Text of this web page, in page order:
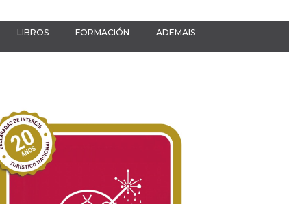
LIBROS FORMACIÓN ADEMAIS